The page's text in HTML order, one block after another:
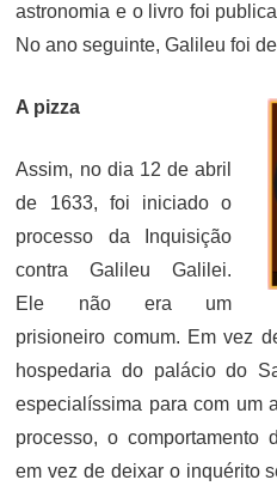
astronomia e o livro foi
No ano seguinte, Galileu foi
A pizza
Assim, no dia 12 de abril
de 1633, foi iniciado o
processo da Inquisição
contra Galileu Galilei.
Ele não era um
prisioneiro comum. Em vez
hospedaria do palácio do
especialíssima para com um
processo, o comportamento
em vez de deixar o inquérito